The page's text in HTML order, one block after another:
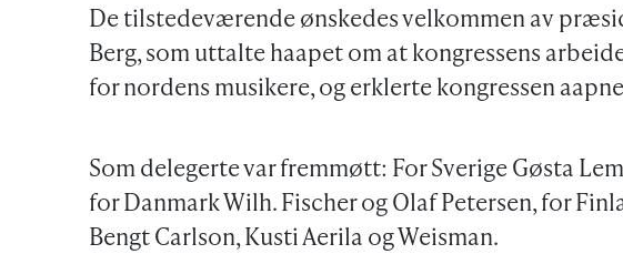
De tilstedeværende ønskedes velkommen av
Berg, som uttalte haapet om at kongressens
for nordens musikere, og erklerte kongressen
Som delegerte var fremmøtt: For Sverige Gøsta
for Danmark Wilh. Fischer og Olaf Petersen, for
Bengt Carlson, Kusti Aerila og Weisman.